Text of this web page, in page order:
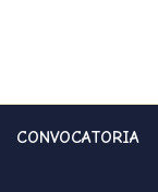
CONVOCATORIA